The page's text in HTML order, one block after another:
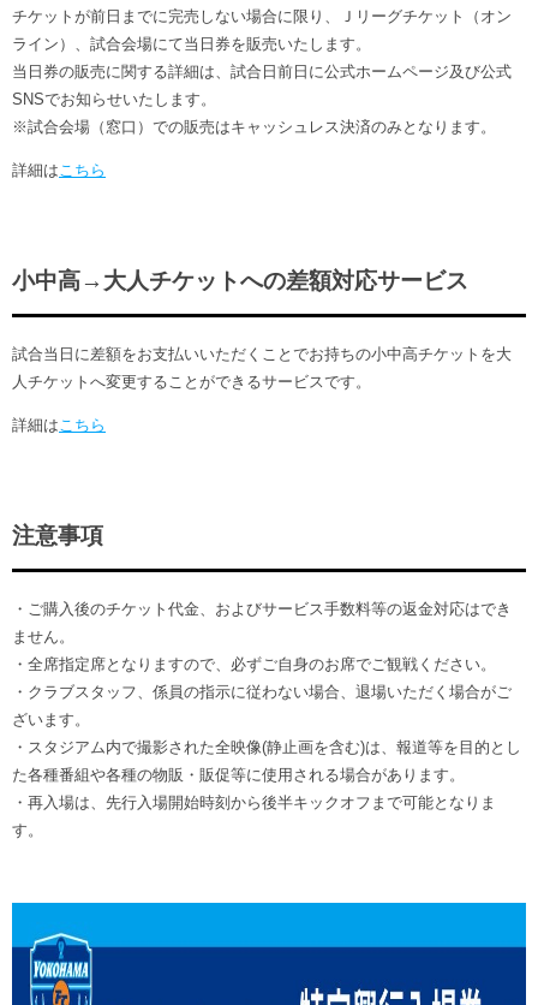
チケットが前日までに完売しない場合に限り、Ｊリーグチケット（オン
ライン）、試合会場にて当日券を販売いたします。
当日券の販売に関する詳細は、試合日前日に公式ホームページ及び公式
SNSでお知らせいたします。
※試合会場（窓口）での販売はキャッシュレス決済のみとなります。
詳細は こちら
小中高→大人チケットへの差額対応サービス
試合当日に差額をお支払いいただくことでお持ちの小中高チケットを大
人チケットへ変更することができるサービスです。
詳細は こちら
注意事項
・ご購入後のチケット代金、およびサービス手数料等の返金対応はでき
ません。
・全席指定席となりますので、必ずご自身のお席でご観戦ください。
・クラブスタッフ、係員の指示に従わない場合、退場いただく場合がご
ざいます。
・スタジアム内で撮影された全映像(静止画を含む)は、報道等を目的とし
た各種番組や各種の物販・販促等に使用される場合があります。
・再入場は、先行入場開始時刻から後半キックオフまで可能となりま
す。